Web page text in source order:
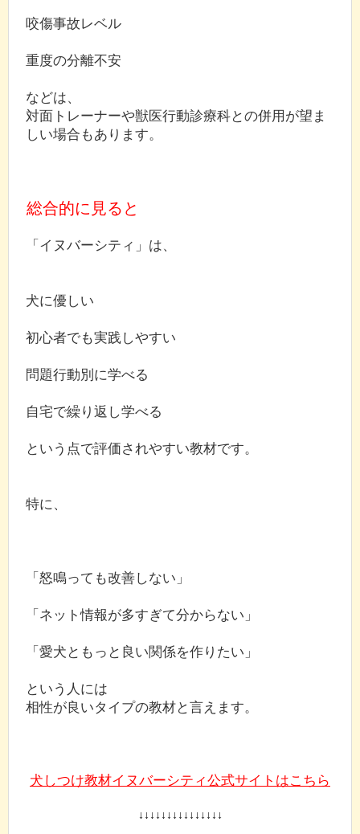
咬傷事故レベル
重度の分離不安
などは、
対面トレーナーや獣医行動診療科との併用が望ま
しい場合もあります。
総合的に見ると
「イヌバーシティ」は、
犬に優しい
初心者でも実践しやすい
問題行動別に学べる
自宅で繰り返し学べる
という点で評価されやすい教材です。
特に、
「怒鳴っても改善しない」
「ネット情報が多すぎて分からない」
「愛犬ともっと良い関係を作りたい」
という人には
相性が良いタイプの教材と言えます。
犬しつけ教材イヌバーシティ公式サイトはこちら
↓↓↓↓↓↓↓↓↓↓↓↓↓↓↓